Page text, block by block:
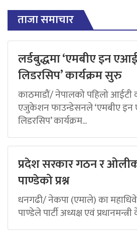
ताजा समाचार
लर्डबुद्धमा ‘एमबीए इन
लिडरसिप’ कार्यक्रम सुरु
काठमाडौं/ नेपालको पहिलो आईटी
एजुकेशन फाउन्डेसनले ‘एमबीए इन
लिडरसिप’ कार्यक्रम...
प्रदेश सरकार गठन र
पाण्डेको प्रश्न
धनगढी/ नेकपा (एमाले) का
पाण्डेले पार्टी अध्यक्ष एवं